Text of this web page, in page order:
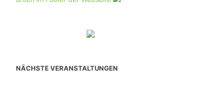
NÄCHSTE VERANSTALTUNGEN